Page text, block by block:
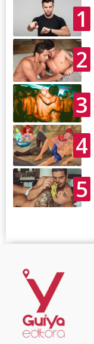
1
2
3
4
5